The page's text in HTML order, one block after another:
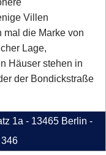
Villen
die Marke von
Lage,
Häuser stehen in
der Bondickstraße
1a - 13465 Berlin -